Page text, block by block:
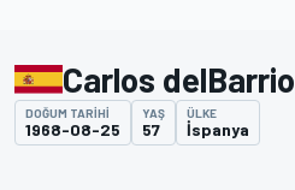
Carlos delBarrio
DOĞUM TARIHI
1968-08-25
YAŞ
57
ÜLKE
İspanya